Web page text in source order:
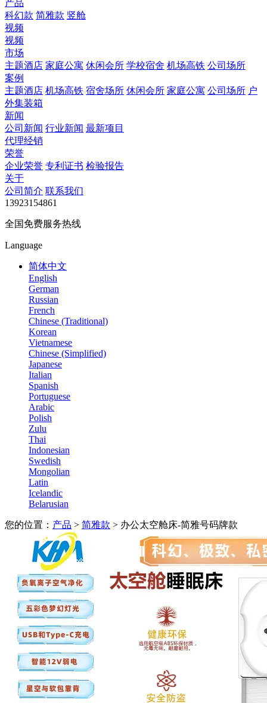
产品
科幻款 简雅款 竖舱
视频
视频
市场
主题酒店 家庭公寓 休闲会所 学校宿舍 机场高铁 公司场所
案例
主题酒店 机场高铁 宿舍场所 休闲会所 家庭公寓 公司场所 户
外集装箱
新闻
公司新闻 行业新闻 最新项目
代理经销
荣誉
企业荣誉 专利证书 检验报告
关于
公司简介 联系我们
13923154861
全国免费服务热线
Language
简体中文
English
German
Russian
French
Chinese (Traditional)
Korean
Vietnamese
Chinese (Simplified)
Japanese
Italian
Spanish
Portuguese
Arabic
Polish
Zulu
Thai
Indonesian
Swedish
Mongolian
Latin
Icelandic
Belarusian
您的位置： 产品 > 简雅款 > 办公太空舱床-简雅号码牌款